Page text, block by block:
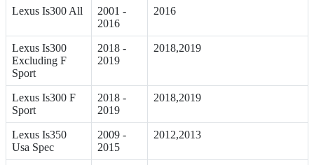
Lexus Is300 All
2001 -
2016
2016
Lexus Is300
Excluding F
Sport
2018 -
2019
2018,2019
Lexus Is300 F
Sport
2018 -
2019
2018,2019
Lexus Is350
Usa Spec
2009 -
2015
2012,2013